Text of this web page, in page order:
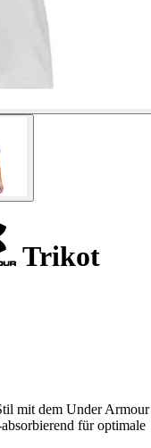
Trikot
mit dem Under Armour
für optimale